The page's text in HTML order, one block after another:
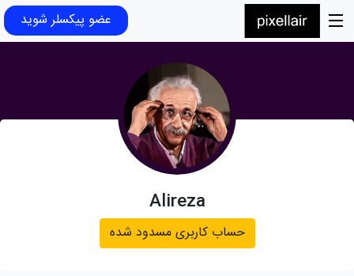
عضو پیکسلر شوید
Alireza
حساب کاربری مسدود شده